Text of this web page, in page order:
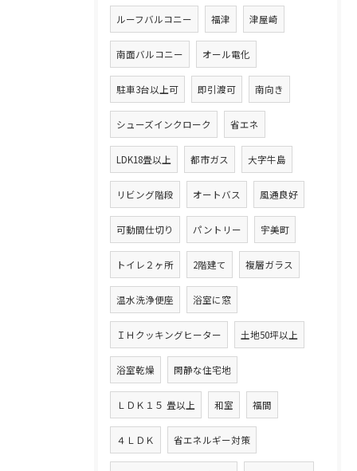
ルーフバルコニー 福津 津屋崎
南面バルコニー オール電化
駐車3台以上可 即引渡可 南向き
シューズインクローク 省エネ
LDK18畳以上 都市ガス 大字牛島
リビング階段 オートバス 風通良好
可動間仕切り パントリー 宇美町
トイレ２ヶ所 2階建て 複層ガラス
温水洗浄便座 浴室に窓
ＩＨクッキングヒーター 土地50坪以上
浴室乾燥 閑静な住宅地
ＬＤＫ１５ 畳以上 和室 福間
４ＬＤＫ 省エネルギー対策